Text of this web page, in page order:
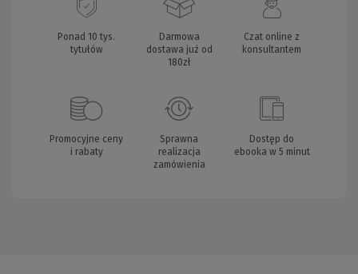
Ponad 10 tys.
tytułów
Darmowa
dostawa już od
180zł
Czat online z
konsultantem
Promocyjne ceny
i rabaty
Sprawna
realizacja
zamówienia
Dostęp do
ebooka w 5 minut